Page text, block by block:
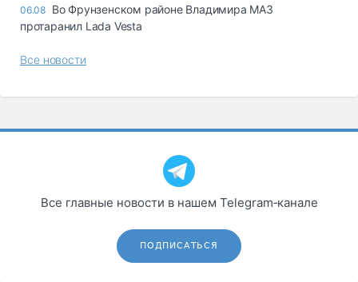
06.08 Во Фрунзенском районе Владимира МАЗ
протаранил Lada Vesta
Все новости
Все главные новости в нашем Telegram‑канале
ПОДПИСАТЬСЯ